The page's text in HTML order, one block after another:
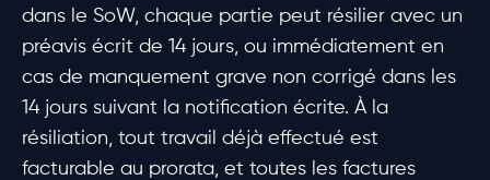
dans le SoW, chaque partie peut résilier avec un
préavis écrit de 14 jours, ou immédiatement en
cas de manquement grave non corrigé dans les
14 jours suivant la notification écrite. À la
résiliation, tout travail déjà effectué est
facturable au prorata, et toutes les factures